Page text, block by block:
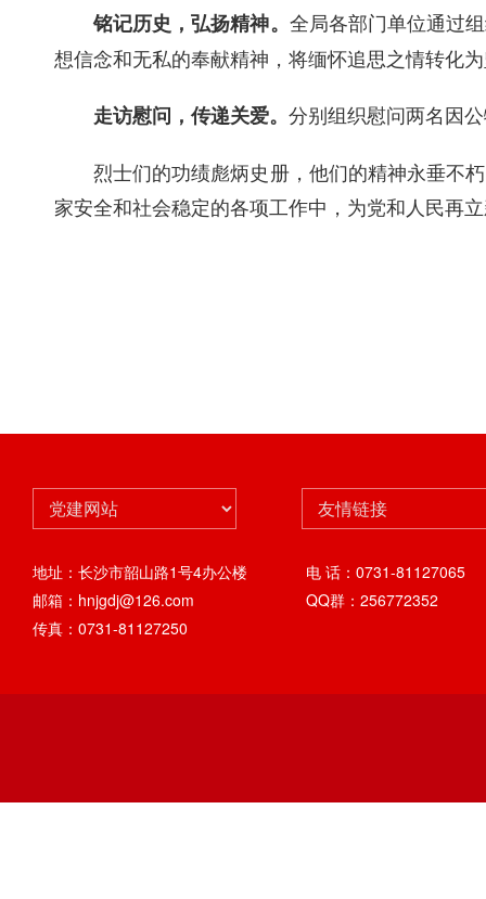
铭记历史，弘扬精神。 全局各部门单位通过
想信念和无私的奉献精神，将缅怀追思之情转化
走访慰问，传递关爱。 分别组织慰问两名因
烈士们的功绩彪炳史册，他们的精神永垂不
家安全和社会稳定的各项工作中，为党和人民再
地址：长沙市韶山路1号4办公楼
电 话：0731-81127065
邮箱：hnjgdj@126.com
QQ群：256772352
传真：0731-81127250